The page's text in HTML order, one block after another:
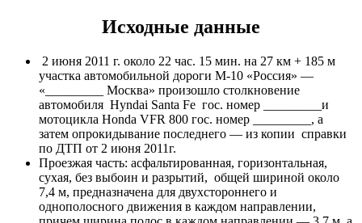
Исходные данные
2 июня 2011 г. около 22 час. 15 мин. на 27 км + 185 м
участка автомобильной дороги М-10 «Россия» —
«_________ Москва» произошло столкновение
автомобиля Hyndai Santa Fe гос. номер _________и
мотоцикла Hondа VFR 800 гос. номер _________, а
затем опрокидывание последнего — из копии справки
по ДТП от 2 июня 2011г.
Проезжая часть: асфальтированная, горизонтальная,
сухая, без выбоин и разрытий, общей шириной около
7,4 м, предназначена для двухстороннего и
однополосного движения в каждом направлении,